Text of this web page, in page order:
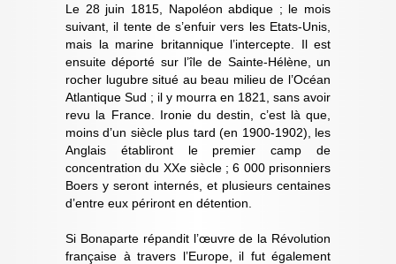
Le 28 juin 1815, Napoléon abdique ; le mois
suivant, il tente de s’enfuir vers les Etats-Unis,
mais la marine britannique l’intercepte. Il est
ensuite déporté sur l’île de Sainte-Hélène, un
rocher lugubre situé au beau milieu de l’Océan
Atlantique Sud ; il y mourra en 1821, sans avoir
revu la France. Ironie du destin, c’est là que,
moins d’un siècle plus tard (en 1900-1902), les
Anglais établiront le premier camp de
concentration du XXe siècle ; 6 000 prisonniers
Boers y seront internés, et plusieurs centaines
d’entre eux périront en détention.
Si Bonaparte répandit l’œuvre de la Révolution
française à travers l’Europe, il fut également